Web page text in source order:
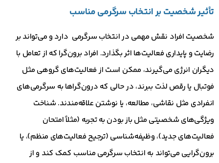
تأثیر شخصیت بر انتخاب سرگرمی مناسب
شخصیت افراد نقش مهمی در انتخاب سرگرمی دارد و می‌تواند بر
رضایت و پایداری فعالیت‌ها اثر بگذارد. افراد برون‌گرا که از تعامل با
دیگران انرژی می‌گیرند، ممکن است از فعالیت‌های گروهی مثل
فوتبال یا رقص لذت ببرند، در حالی که درون‌گراها به سرگرمی‌های
انفرادی مثل نقاشی، مطالعه، یا نوشتن علاقه‌مندند. شناخت
ویژگی‌های شخصیتی مثل باز بودن به تجربه (مثلاً امتحان
فعالیت‌های جدید)، وظیفه‌شناسی (ترجیح فعالیت‌های منظم)، یا
برون‌گرایی می‌تواند به انتخاب سرگرمی مناسب کمک کند و از